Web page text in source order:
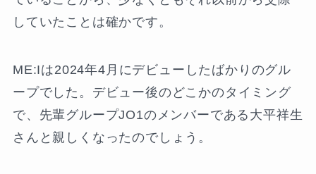
していたことは確かです。
ME:Iは2024年4月にデビューしたばかりのグル
ープでした。デビュー後のどこかのタイミング
で、先輩グループJO1のメンバーである大平祥生
さんと親しくなったのでしょう。